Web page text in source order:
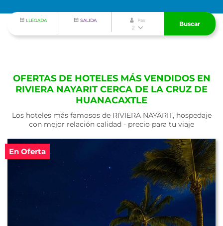
LLEGADA SALIDA Pax
2
Buscar
OFERTAS DE HOTELES MÁS VENDIDOS EN
RIVIERA NAYARIT CERCA DE LA CRUZ DE
HUANACAXTLE
Los hoteles más famosos de RIVIERA NAYARIT, hospedaje
con mejor relación calidad - precio para tu viaje
En Oferta